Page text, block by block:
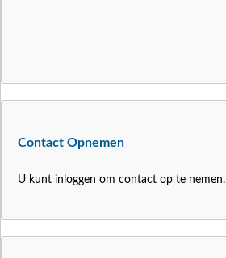
Contact Opnemen
U kunt inloggen om contact op te nemen.